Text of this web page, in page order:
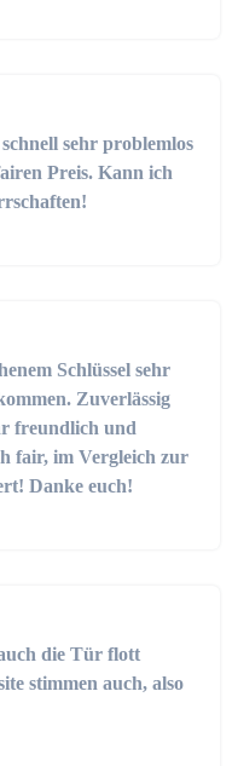
sehr problemlos
Preis. Kann ich
Schlüssel sehr
Zuverlässig
freundlich und
fair, im Vergleich zur
Danke euch!
die Tür flott
stimmen auch, also